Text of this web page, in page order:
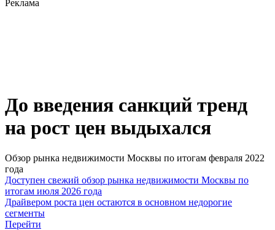
Реклама
До введения санкций тренд
на рост цен выдыхался
Обзор рынка недвижимости Москвы по итогам февраля 2022
года
Доступен свежий обзор рынка недвижимости Москвы по
итогам июля 2026 года
Драйвером роста цен остаются в основном недорогие
сегменты
Перейти